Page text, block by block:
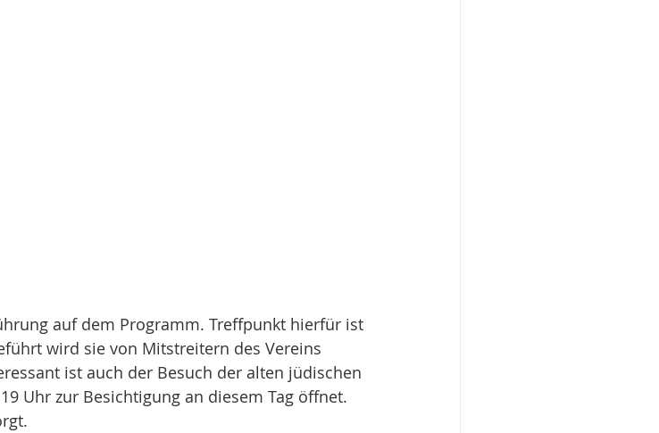
auf dem Programm. Treffpunkt hierfür ist
wird sie von Mitstreitern des Vereins
ist auch der Besuch der alten jüdischen
Uhr zur Besichtigung an diesem Tag öffnet.